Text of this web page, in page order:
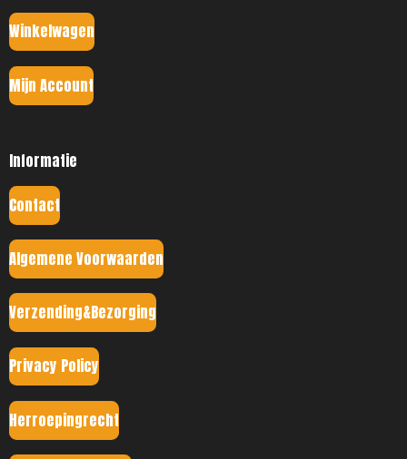
Winkelwagen
Mijn Account
Informatie
Contact
Algemene Voorwaarden
Verzending&Bezorging
Privacy Policy
Herroepingrecht